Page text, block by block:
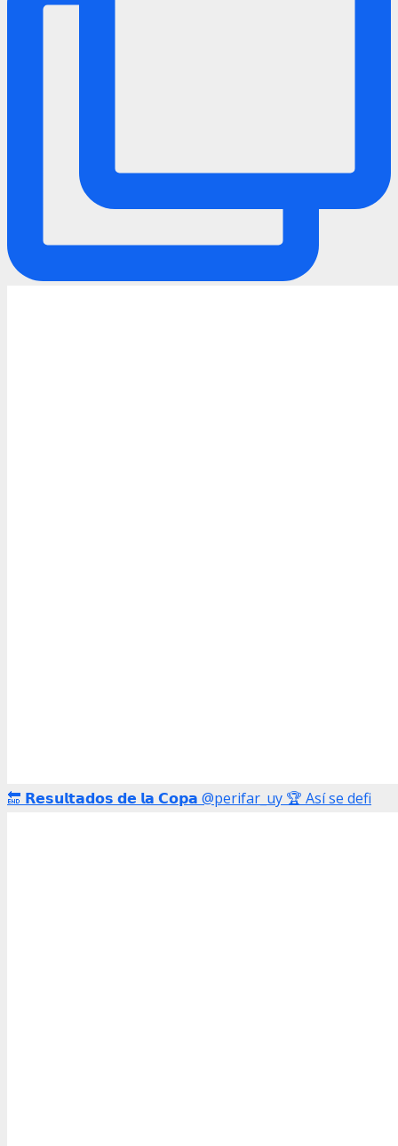
🔚 𝗥𝗲𝘀𝘂𝗹𝘁𝗮𝗱𝗼𝘀 𝗱𝗲 𝗹𝗮 𝗖𝗼𝗽𝗮 @perifar_uy 🏆 Así se defi